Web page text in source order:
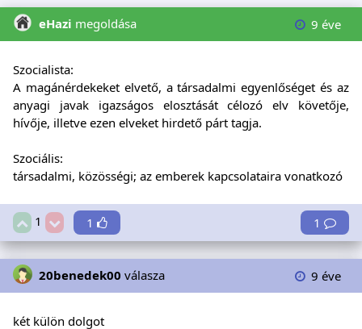
eHazi megoldása 9 éve
Szocialista:
A magánérdekeket elvető, a társadalmi egyenlőséget és az
anyagi javak igazságos elosztását célozó elv követője,
hívője, illetve ezen elveket hirdető párt tagja.
Szociális:
társadalmi, közösségi; az emberek kapcsolataira vonatkozó
1 1 1
20benedek00 válasza 9 éve
két külön dolgot